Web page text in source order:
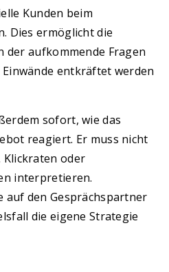
Kunden beim
Dies ermöglicht die
aufkommende Fragen
entkräftet werden
sofort, wie das
reagiert. Er muss nicht
oder
interpretieren.
auf den Gesprächspartner
die eigene Strategie